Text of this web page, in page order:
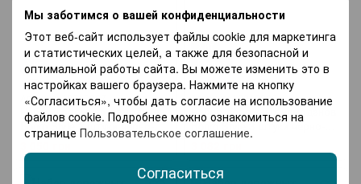
Мы заботимся о вашей конфиденциальности
Этот веб-сайт использует файлы cookie для маркетинга
и статистических целей, а также для безопасной и
оптимальной работы сайта. Вы можете изменить это в
настройках вашего браузера. Нажмите на кнопку
«Согласиться», чтобы дать согласие на использование
файлов cookie. Подробнее можно ознакомиться на
странице Пользовательское соглашение.
Согласиться
1
Артикул: 10010307
Набор дорожных чемоданов
Bonro Style 3 штуки черно-
т.синий (10010307)
3 050 грн
Хит
Видео
19
Артикул: 10010308
Bonro Style 3 штуки черно-
вишневый (10010308)